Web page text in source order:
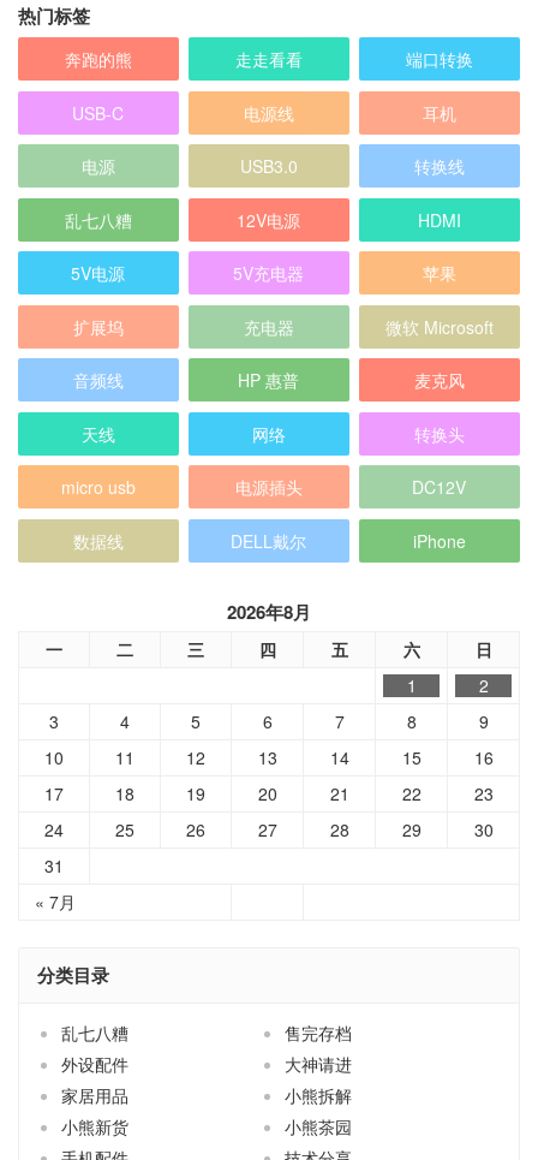
热门标签
奔跑的熊 走走看看 端口转换
USB-C 电源线 耳机
电源 USB3.0 转换线
乱七八糟 12V电源 HDMI
5V电源 5V充电器 苹果
扩展坞 充电器 微软 Microsoft
音频线 HP 惠普 麦克风
天线 网络 转换头
micro usb 电源插头 DC12V
数据线 DELL戴尔 iPhone
2026年8月
一 二 三 四 五 六 日
« 7月
1
2
3
4 5 6 7 8
9
10
11 12 13 14 15
16
17
18 19 20 21 22
23
24
25 26 27 28 29
30
31
分类目录
乱七八糟
售完存档
外设配件
大神请进
家居用品
小熊拆解
小熊新货
小熊茶园